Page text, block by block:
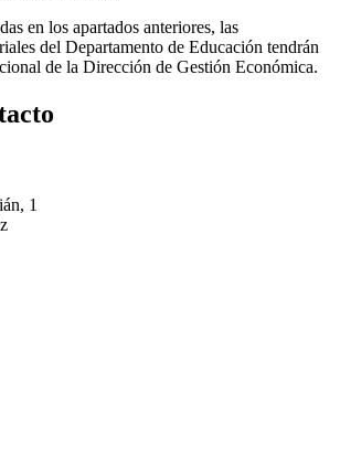
en los apartados anteriores, las
del Departamento de Educación tendrán
de la Dirección de Gestión Económica.
1